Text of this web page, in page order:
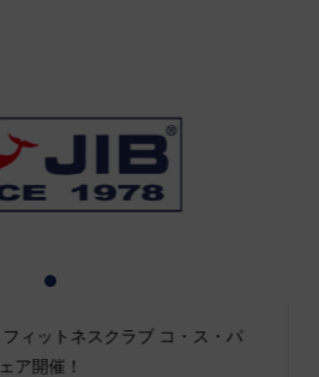
ィットネスクラブ コ・ス・パ
ア開催！
2